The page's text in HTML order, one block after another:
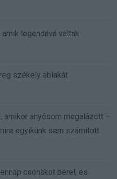
legendává váltak
székely ablakát
amikor anyósom megalázott –
egyikünk sem számított
csónakot bérel, és